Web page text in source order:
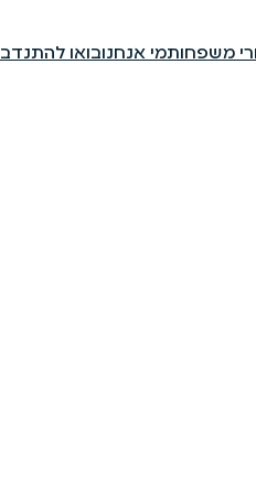
משפחותמי אנחנובואו להתנדב